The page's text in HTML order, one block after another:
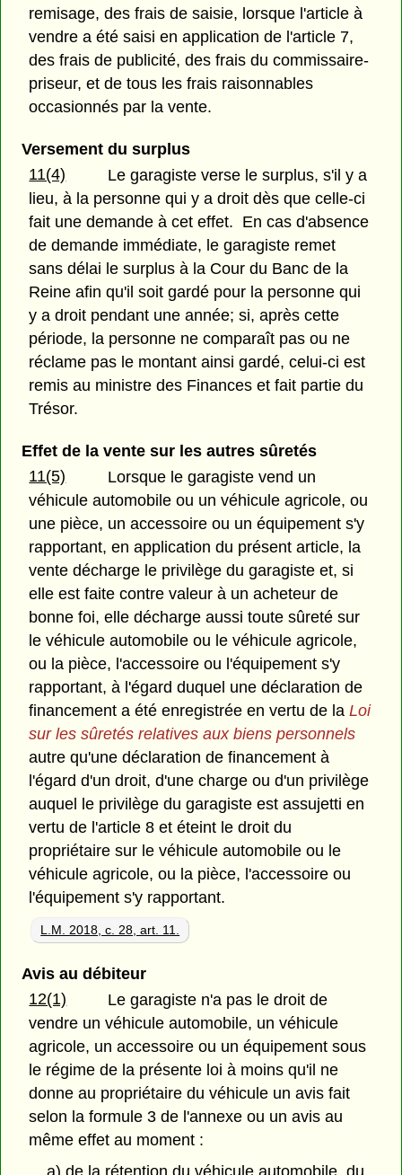
remisage, des frais de saisie, lorsque l'article à
vendre a été saisi en application de l'article 7,
des frais de publicité, des frais du commissaire-
priseur, et de tous les frais raisonnables
occasionnés par la vente.
Versement du surplus
11(4)
Le garagiste verse le surplus, s'il y a
lieu, à la personne qui y a droit dès que celle-ci
fait une demande à cet effet. En cas d'absence
de demande immédiate, le garagiste remet
sans délai le surplus à la Cour du Banc de la
Reine afin qu'il soit gardé pour la personne qui
y a droit pendant une année; si, après cette
période, la personne ne comparaît pas ou ne
réclame pas le montant ainsi gardé, celui-ci est
remis au ministre des Finances et fait partie du
Trésor.
Effet de la vente sur les autres sûretés
11(5)
Lorsque le garagiste vend un
véhicule automobile ou un véhicule agricole, ou
une pièce, un accessoire ou un équipement s'y
rapportant, en application du présent article, la
vente décharge le privilège du garagiste et, si
elle est faite contre valeur à un acheteur de
bonne foi, elle décharge aussi toute sûreté sur
le véhicule automobile ou le véhicule agricole,
ou la pièce, l'accessoire ou l'équipement s'y
rapportant, à l'égard duquel une déclaration de
financement a été enregistrée en vertu de laLoi
sur les sûretés relatives aux biens personnels
autre qu'une déclaration de financement à
l'égard d'un droit, d'une charge ou d'un privilège
auquel le privilège du garagiste est assujetti en
vertu de l'article 8 et éteint le droit du
propriétaire sur le véhicule automobile ou le
véhicule agricole, ou la pièce, l'accessoire ou
l'équipement s'y rapportant.
L.M. 2018, c. 28, art. 11.
Avis au débiteur
12(1)
Le garagiste n'a pas le droit de
vendre un véhicule automobile, un véhicule
agricole, un accessoire ou un équipement sous
le régime de la présente loi à moins qu'il ne
donne au propriétaire du véhicule un avis fait
selon la formule 3 de l'annexe ou un avis au
même effet au moment :